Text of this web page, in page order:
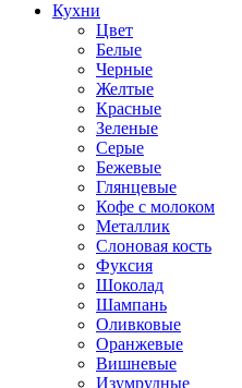
Кухни
Цвет
Белые
Черные
Желтые
Красные
Зеленые
Серые
Бежевые
Глянцевые
Кофе с молоком
Металлик
Слоновая кость
Фуксия
Шоколад
Шампань
Оливковые
Оранжевые
Вишневые
Изумрудные